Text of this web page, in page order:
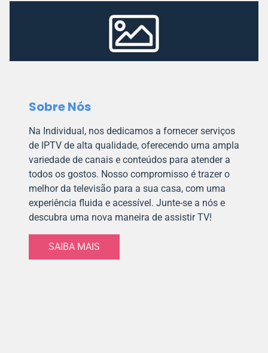
Sobre Nós
Na Individual, nos dedicamos a fornecer serviços
de IPTV de alta qualidade, oferecendo uma ampla
variedade de canais e conteúdos para atender a
todos os gostos. Nosso compromisso é trazer o
melhor da televisão para a sua casa, com uma
experiência fluida e acessível. Junte-se a nós e
descubra uma nova maneira de assistir TV!
SAIBA MAIS